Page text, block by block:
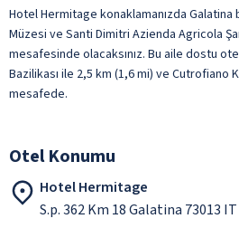
Hotel Hermitage konaklamanızda
Müzesi ve Santi Dimitri Azienda Agricola
mesafesinde olacaksınız. Bu aile dostu
Bazilikası ile 2,5 km (1,6 mi) ve Cutrofiano
mesafede.
Otel Konumu
Hotel Hermitage
S.p. 362 Km 18 Galatina 73013 IT